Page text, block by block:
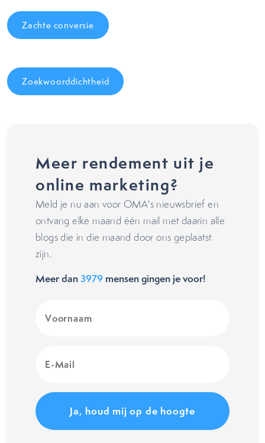
Zachte conversie
Zoekwoorddichtheid
Meer rendement uit je
online marketing?
Meld je nu aan voor OMA's nieuwsbrief en
ontvang elke maand één mail met daarin alle
blogs die in die maand door ons geplaatst
zijn.
Meer dan3979 mensen gingen je voor!
(Vereist)
Mail